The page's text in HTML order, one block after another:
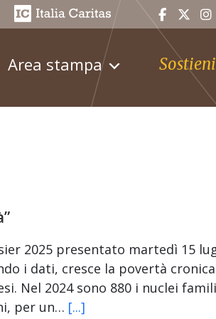
Area stampa
2025 presentato martedì 15
i dati, cresce la povertà
Nel 2024 sono 880 i nuclei
per un… [...]